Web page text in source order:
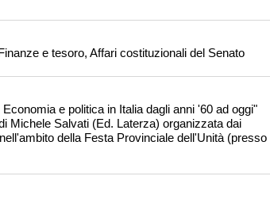
e tesoro, Affari costituzionali del Senato
e politica in Italia dagli anni '60 ad oggi"
Michele Salvati (Ed. Laterza) organizzata dai
della Festa Provinciale dell'Unità (presso